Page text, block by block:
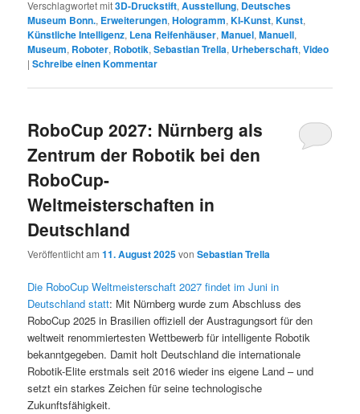
Verschlagwortet mit3D-Druckstift,Ausstellung, Deutsches
Museum Bonn., Erweiterungen,Hologramm,KI-Kunst,Kunst,
Künstliche Intelligenz, Lena Reifenhäuser,Manuel,Manuell,
Museum, Roboter, Robotik,Sebastian Trella, Urheberschaft,Video
|Schreibe einen Kommentar
RoboCup 2027: Nürnberg als
Zentrum der Robotik bei den
RoboCup-
Weltmeisterschaften in
Deutschland
Veröffentlicht am11. August 2025vonSebastian Trella
Die RoboCup Weltmeisterschaft 2027 findet im Juni in
Deutschland statt: Mit Nürnberg wurde zum Abschluss des
RoboCup 2025 in Brasilien offiziell der Austragungsort für den
weltweit renommiertesten Wettbewerb für intelligente Robotik
bekanntgegeben. Damit holt Deutschland die internationale
Robotik-Elite erstmals seit 2016 wieder ins eigene Land – und
setzt ein starkes Zeichen für seine technologische
Zukunftsfähigkeit.